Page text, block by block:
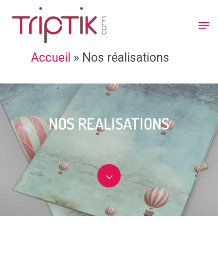
Accueil » Nos réalisations
NOS RÉALISATIONS